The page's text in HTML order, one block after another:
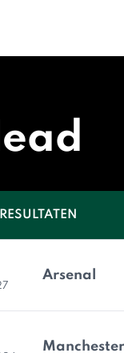
Arsenal